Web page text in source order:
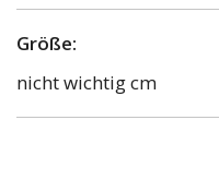
Größe:
nicht wichtig cm